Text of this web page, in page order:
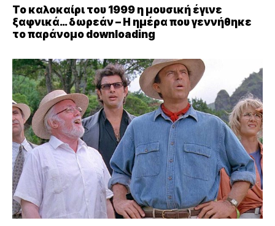
Το καλοκαίρι του 1999 η μουσική έγινε
ξαφνικά… δωρεάν – Η ημέρα που γεννήθηκε
το παράνομο downloading